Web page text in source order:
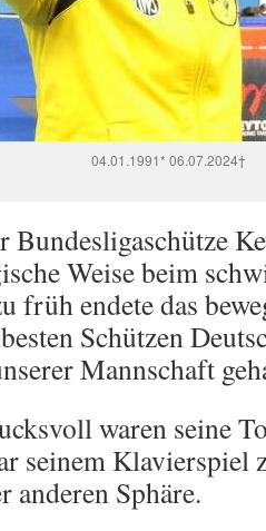
04.01.1991* 06.07.2024†
Bundesligaschütze
Weise beim
früh endete das
Schützen
Mannschaft
waren seine
seinem Klavierspiel
anderen Sphäre.